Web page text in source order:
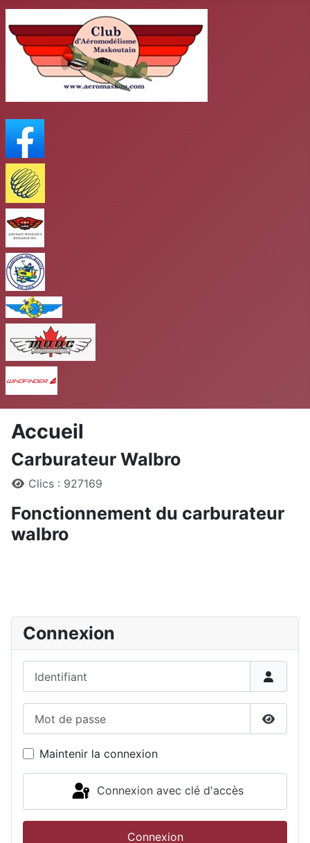
Club mars
Accueil
Carburateur Walbro
DétailsClics : 927169
Fonctionnement du carburateur
walbro
Connexion
Maintenir la connexion
Connexion avec clé d'accès
Connexion